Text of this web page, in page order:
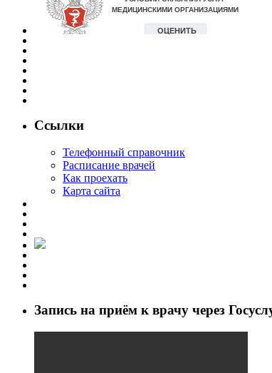
Ссылки
Телефонный справочник
Расписание врачей
Как проехать
Карта сайта
Запись на приём к врачу через